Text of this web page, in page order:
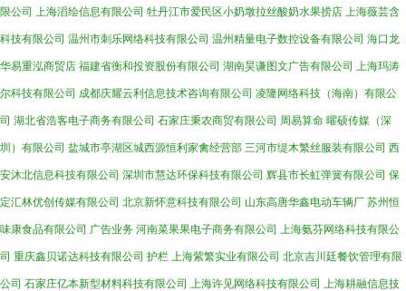
限公司 上海滔绘信息有限公司 牡丹江市爱民区小奶墩拉丝酸奶水果捞店 上海薇芸含
科技有限公司 温州市刺乐网络科技有限公司 温州精量电子数控设备有限公司 海口龙
华易重泓商贸店 福建省衡和投资股份有限公司 湖南昊谦图文广告有限公司 上海玛涛
尔科技有限公司 成都庆耀云利信息技术咨询有限公司 凌隆网络科技（海南）有限公
司 湖北省浩客电子商务有限公司 石家庄秉农商贸有限公司 周易算命 曜硕传媒（深
圳）有限公司 盐城市亭湖区城西源恒利家禽经营部 三河市缇木繁丝服装有限公司 西
安沐北信息科技有限公司 深圳市慧达环保科技有限公司 辉县市长虹弹簧有限公司 保
定汇林优创传媒有限公司 北京新怀意科技有限公司 山东高唐华鑫电动车辆厂 苏州恒
味康食品有限公司 广告业务 河南菜果果电子商务有限公司 上海氨芬网络科技有限公
司 重庆鑫贝诺达科技有限公司 护栏 上海紫繁实业有限公司 北京吉川廷餐饮管理有限
公司 石家庄亿本新型材料科技有限公司 上海许见网络科技有限公司 上海耕融信息技